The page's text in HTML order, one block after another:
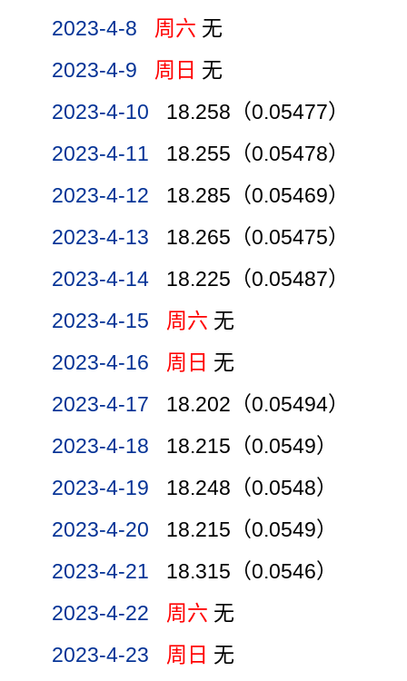
2023-4-8
周六 无
2023-4-9
周日 无
2023-4-10
18.258（0.05477）
2023-4-11
18.255（0.05478）
2023-4-12
18.285（0.05469）
2023-4-13
18.265（0.05475）
2023-4-14
18.225（0.05487）
2023-4-15
周六 无
2023-4-16
周日 无
2023-4-17
18.202（0.05494）
2023-4-18
18.215（0.0549）
2023-4-19
18.248（0.0548）
2023-4-20
18.215（0.0549）
2023-4-21
18.315（0.0546）
2023-4-22
周六 无
2023-4-23
周日 无